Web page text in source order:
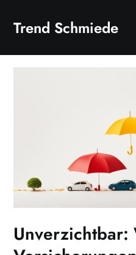
content
Trend Schmiede
Unverzichtbar: